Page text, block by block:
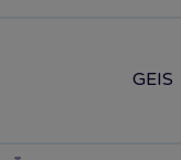
GEIS